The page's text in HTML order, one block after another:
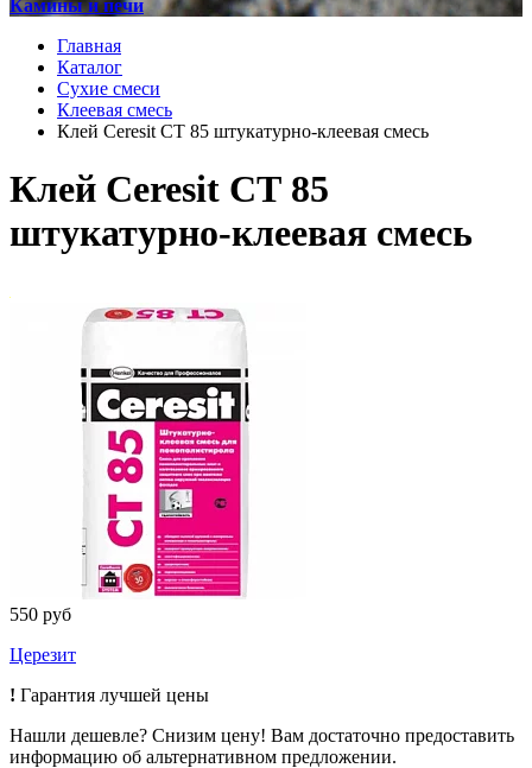
Камины и печи
Главная
Каталог
Сухие смеси
Клеевая смесь
Клей Ceresit СТ 85 штукатурно-клеевая смесь
Клей Ceresit СТ 85
штукатурно-клеевая смесь
550 руб
Церезит
! Гарантия лучшей цены
Нашли дешевле? Снизим цену! Вам достаточно предоставить
информацию об альтернативном предложении.